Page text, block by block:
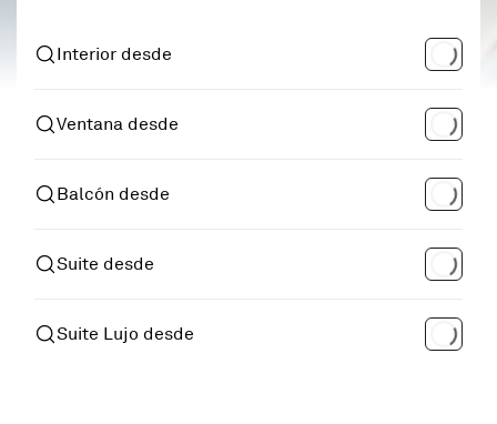
Interior desde
Ventana desde
Balcón desde
Suite desde
Suite Lujo desde